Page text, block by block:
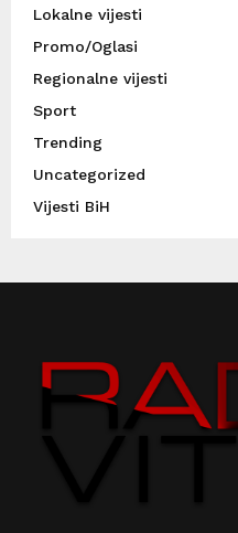
Lokalne vijesti
Promo/Oglasi
Regionalne vijesti
Sport
Trending
Uncategorized
Vijesti BiH